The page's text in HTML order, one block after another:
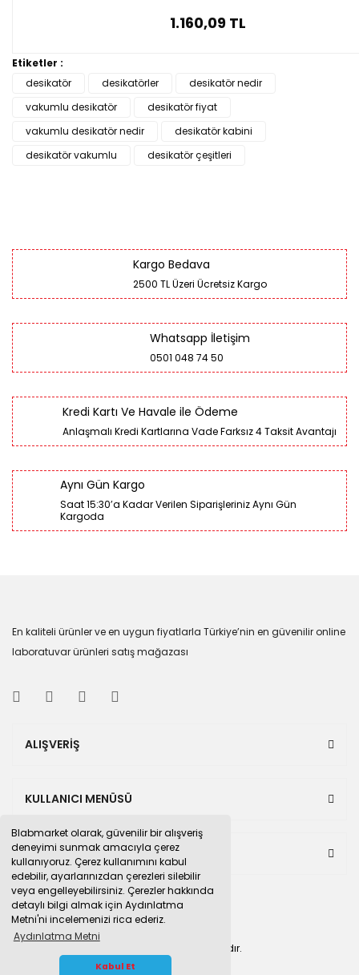
Blabmarket olarak, güvenilir bir alışveriş
deneyimi sunmak amacıyla çerez
kullanıyoruz. Çerez kullanımını kabul
edebilir, ayarlarınızdan çerezleri silebilir
veya engelleyebilirsiniz. Çerezler hakkında
detaylı bilgi almak için Aydınlatma
Metni'ni incelemenizi rica ederiz.
Aydınlatma Metni
Kabul Et
1.160,09 TL
Etiketler :
desikatör
desikatörler
desikatör nedir
vakumlu desikatör
desikatör fiyat
vakumlu desikatör nedir
desikatör kabini
desikatör vakumlu
desikatör çeşitleri
Kargo Bedava
2500 TL Üzeri Ücretsiz Kargo
Whatsapp İletişim
0501 048 74 50
Kredi Kartı Ve Havale ile Ödeme
Anlaşmalı Kredi Kartlarına Vade Farksız 4 Taksit Avantajı
Aynı Gün Kargo
Saat 15:30’a Kadar Verilen Siparişleriniz Aynı Gün
Kargoda
En kaliteli ürünler ve en uygun fiyatlarla Türkiye’nin en güvenilir online
laboratuvar ürünleri satış mağazası
ALIŞVERİŞ
KULLANICI MENÜSÜ
BULUNDUĞUMUZ PAZAR YERLERİ
Tüm hakları saklıdır.
WHATSAPP İLETİŞİM